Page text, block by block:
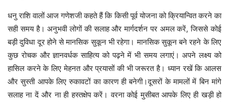
धनु राशि वालों आज गणेशजी कहते हैं कि किसी पूर्व योजना को क्रियान्वित करने का
सही समय है। अनुभवी लोगों की सलाह और मार्गदर्शन पर अमल करें, जिससे कोई
बड़ी दुविधा दूर होने से मानसिक सुकून भी रहेगा। मानसिक सुकून बने रहने के लिए
कुछ रोचक और ज्ञानवर्धक साहित्य को पढ़ने में भी समय लगाएं। अपने लक्ष्य को
हासिल करने के लिए मेहनत और प्रयासों की भी जरूरत है। ध्यान रखें कि आलस
और सुस्ती आपके लिए रुकावटों का कारण ही बनेगी।दूसरों के मामलों में बिन मांगे
सलाह ना दें और ना ही हस्तक्षेप करें। वरना कोई मुसीबत आपके लिए ही खड़ी हो